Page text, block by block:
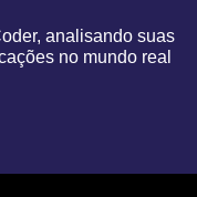
analisando suas
no mundo real